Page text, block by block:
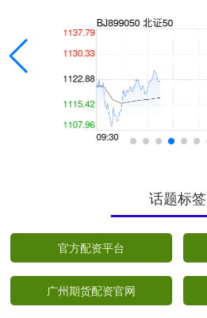
话题标签
官方配资平台
广州期货配资官网